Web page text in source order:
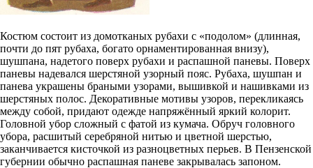
Костюм состоит из домотканых рубахи c «подолом» (длинная,
почти до пят рубаха, богато орнаментированная внизу),
шушпана, надетого поверх рубахи и распашной паневы. Поверх
паневы надевался шерстяной узорный пояс. Рубаха, шушпан и
панева украшены браными узорами, вышивкой и нашивками из
шерстяных полос. Декоративные мотивы узоров, перекликаясь
между собой, придают одежде напряжённый яркий колорит.
Головной убор сложный с фатой из кумача. Обруч головного
убора, расшитый серебряной нитью и цветной шерстью,
заканчивается кисточкой из разноцветных перьев. В Пензенской
губернии обычно распашная паневе закрывалась запоном.